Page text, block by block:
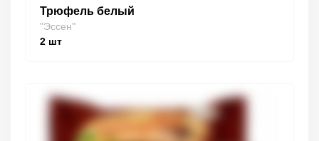
Трюфель белый
"Эссен"
2 шт